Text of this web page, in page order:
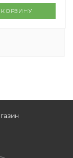
КОРЗИНУ